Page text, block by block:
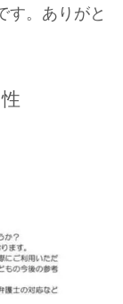
す。ありがと